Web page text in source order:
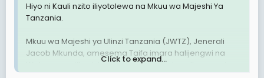
Hiyo ni Kauli nzito iliyotolewa na Mkuu wa Majeshi Ya
Tanzania.
Mkuu wa Majeshi ya Ulinzi Tanzania (JWTZ), Jenerali
Jacob Mkunda, amesema Taifa imara halijengwi na
Watu wanaojihusisha na vitendo vya utapeli, ugomvi,
Click to expand...